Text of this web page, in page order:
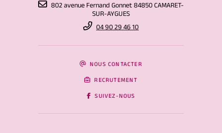
802 avenue Fernand Gonnet 84850 CAMARET-
SUR-AYGUES
04 90 29 46 10
NOUS CONTACTER
RECRUTEMENT
SUIVEZ-NOUS